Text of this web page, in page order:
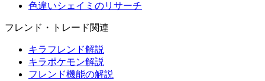
色違いシェイミのリサーチ
フレンド・トレード関連
キラフレンド解説
キラポケモン解説
フレンド機能の解説